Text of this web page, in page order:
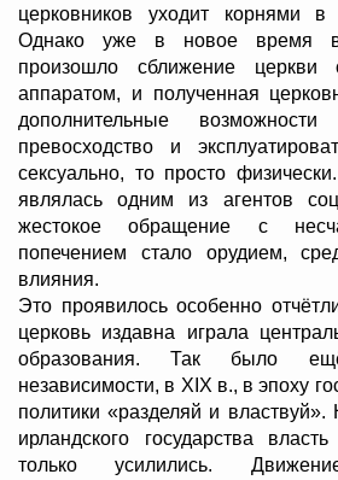
церковников уходит корнями в
Однако уже в новое время
произошло сближение церкви
аппаратом, и полученная
дополнительные
превосходство и
сексуально, то просто
являлась одним из агентов
жестокое обращение с
попечением стало орудием,
влияния.
Это проявилось особенно
церковь издавна играла
образования. Так было
независимости, в XIX в., в эпоху
политики «разделяй и
ирландского государства
только усилились.